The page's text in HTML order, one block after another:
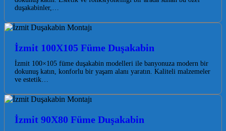
duşakabinler,…
İzmit 100X105 Füme Duşakabin
İzmit 100×105 füme duşakabin modelleri ile banyonuza modern bir
dokunuş katın, konforlu bir yaşam alanı yaratın. Kaliteli malzemeler
ve estetik…
İzmit 90X80 Füme Duşakabin